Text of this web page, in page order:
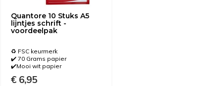
Quantore 10 Stuks A5
lijntjes schrift -
voordeelpak
♻️ FSC keurmerk
✔️ 70 Grams papier
✔️Mooi wit papier
€ 6,95